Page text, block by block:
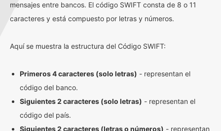
mensajes entre bancos. El código SWIFT consta de 8 o 11
caracteres y está compuesto por letras y números.
Aquí se muestra la estructura del Código SWIFT:
Primeros 4 caracteres (solo letras) - representan el
código del banco.
Siguientes 2 caracteres (solo letras) - representan el
código del país.
Siguientes 2 caracteres (letras o números) - representan